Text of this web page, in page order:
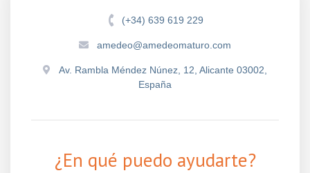
(+34) 639 619 229
amedeo@amedeomaturo.com
Av. Rambla Méndez Núnez, 12, Alicante 03002,
España
¿En qué puedo ayudarte?